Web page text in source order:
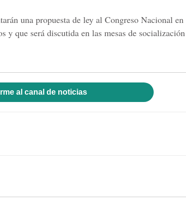
una propuesta de ley al Congreso Nacional en
y que será discutida en las mesas de socialización
al canal de noticias